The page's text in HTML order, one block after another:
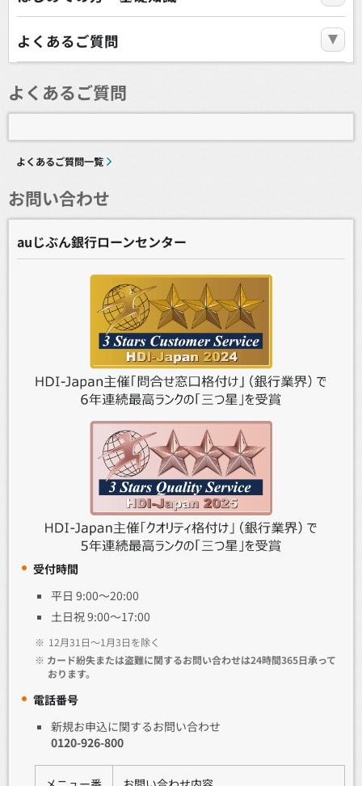
よくあるご質問
よくあるご質問
よくあるご質問一覧
お問い合わせ
auじぶん銀行ローンセンター
受付時間
平日 9:00～20:00
土日祝 9:00～17:00
※ 12月31日～1月3日を除く
※ カード紛失または盗難に関するお問い合わせは24時間365日承って
おります。
電話番号
新規お申込に関するお問い合わせ
0120-926-800